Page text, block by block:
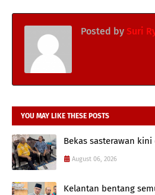
Posted by Suri
YOU MAY LIKE THESE POSTS
Bekas sasterawan
August 06, 2026
Kelantan bentang